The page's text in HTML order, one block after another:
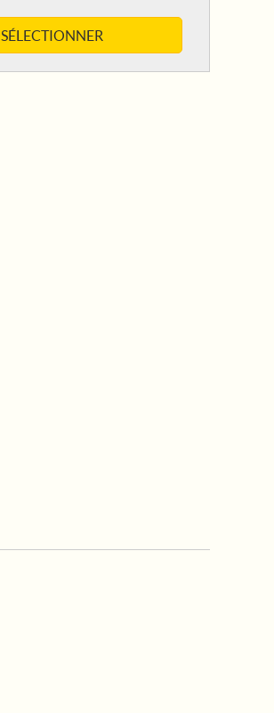
SÉLECTIONNER